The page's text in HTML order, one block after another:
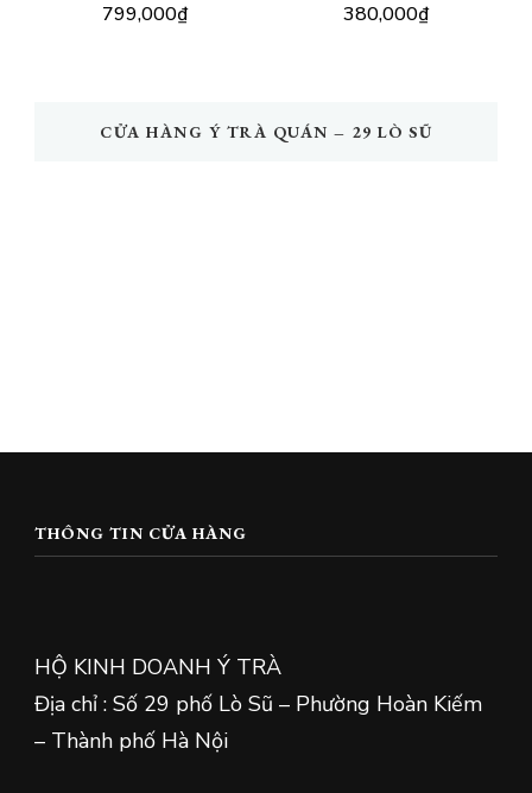
799,000₫
380,000₫
CỬA HÀNG Ý TRÀ QUÁN – 29 LÒ SŨ
THÔNG TIN CỬA HÀNG
HỘ KINH DOANH Ý TRÀ
Địa chỉ : Số 29 phố Lò Sũ – Phường Hoàn Kiếm
– Thành phố Hà Nội